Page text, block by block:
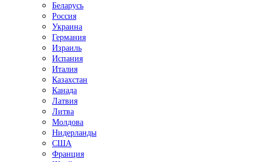
Беларусь
Россия
Украина
Германия
Израиль
Испания
Италия
Казахстан
Канада
Латвия
Литва
Молдова
Нидерланды
США
Франция